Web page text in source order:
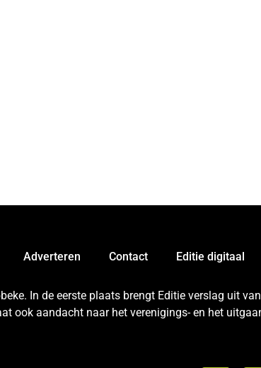
Adverteren Contact Editie digitaal
In de eerste plaats brengt Editie verslag uit
ook aandacht naar het verenigings- en het